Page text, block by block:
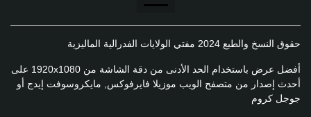
تنصل
سياسة الخصوصية
سياسة الخصوصية
سياسة تطبيق الخصوصية
حقوق النسخ والطبع 2024 مفتي الولايات الفدرالية الماليزية
أفضل عرض باستخدام الحد الأدنى من دقة الشاشة من 1920x1080 على
أحدث إصدار من متصفح الويب موزيلا فايرفوكس, مايكروسوفت إيدج أو
جوجل كروم